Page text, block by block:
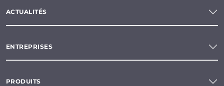
ACTUALITÉS
ENTREPRISES
PRODUITS